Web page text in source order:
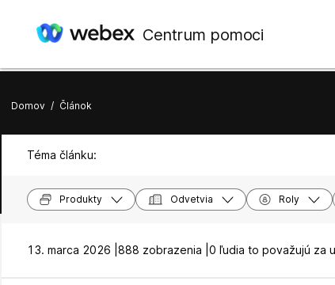
Centrum pomoci
Domov / Článok
Téma článku:
Produkty Odvetvia Roly
13. marca 2026 | 888 zobrazenia | 0 ľudia to považujú za